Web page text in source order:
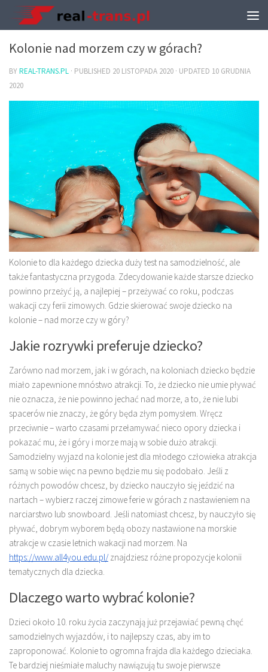
WCZASY I WYPOCZYNEK
Kolonie nad morzem czy w górach?
BYREAL-TRANS.PL · PUBLISHED 20 LISTOPADA 2020 · UPDATED 10 GRUDNIA
2020
Kolonie to dla każdego dziecka duży test na samodzielność, ale
także fantastyczna przygoda. Zdecydowanie każde starsze dziecko
powinno przeżyć ją, a najlepiej – przeżywać co roku, podczas
wakacji czy ferii zimowych. Gdzie skierować swoje dziecko na
kolonie – nad morze czy w góry?
Jakie rozrywki preferuje dziecko?
Zarówno nad morzem, jak i w górach, na koloniach dziecko będzie
miało zapewnione mnóstwo atrakcji. To, że dziecko nie umie pływać
nie oznacza, że nie powinno jechać nad morze, a to, że nie lubi
spacerów nie znaczy, że góry będa złym pomysłem. Wręcz
przeciwnie – warto czasami przełamywać nieco opory dziecka i
pokazać mu, że i góry i morze mają w sobie dużo atrakcji.
Samodzielny wyjazd na kolonie jest dla młodego człowieka atrakcja
samą w sobie więc na pewno będzie mu się podobało. Jeśli z
różnych powodów chcesz, by dziecko nauczyło się jeździć na
nartach – wybierz raczej zimowe ferie w górach z nastawieniem na
narciarstwo lub snowboard. Jeśli natomiast chcesz, by nauczyło się
pływać, dobrym wyborem będą obozy nastawione na morskie
atrakcje w czasie letnich wakacji nad morzem. Na
https://www.all4you.edu.pl/znajdziesz różne propozycje kolonii
tematycznych dla dziecka.
Dlaczego warto wybrać kolonie?
Dzieci około 10. roku życia zaczynają już przejawiać pewną chęć
samodzielnych wyjazdów, i to najlepszy czas, aby im to
zaproponować. Kolonie to ogromna frajda dla każdego dzieciaka.
Te bardziej nieśmiałe maluchy nawiązują tu swoje pierwsze